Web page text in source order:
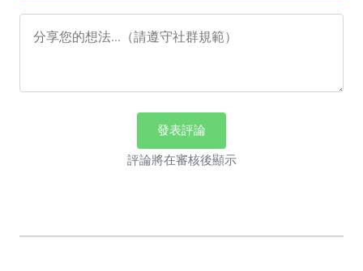
發表評論
評論將在審核後顯示